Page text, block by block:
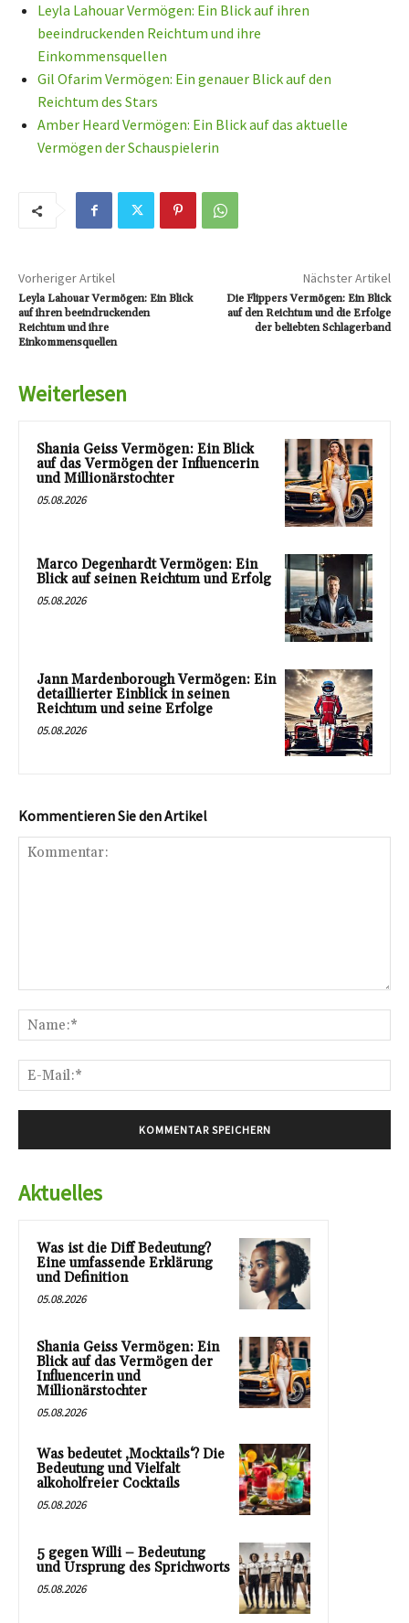
Leyla Lahouar Vermögen: Ein Blick auf ihren
beeindruckenden Reichtum und ihre
Einkommensquellen
Gil Ofarim Vermögen: Ein genauer Blick auf den
Reichtum des Stars
Amber Heard Vermögen: Ein Blick auf das aktuelle
Vermögen der Schauspielerin
Vorheriger Artikel
Leyla Lahouar Vermögen: Ein Blick
auf ihren beeindruckenden
Reichtum und ihre
Einkommensquellen
Nächster Artikel
Die Flippers Vermögen: Ein Blick
auf den Reichtum und die Erfolge
der beliebten Schlagerband
Weiterlesen
Shania Geiss Vermögen: Ein Blick
auf das Vermögen der Influencerin
und Millionärstochter
05.08.2026
Marco Degenhardt Vermögen: Ein
Blick auf seinen Reichtum und Erfolg
05.08.2026
Jann Mardenborough Vermögen: Ein
detaillierter Einblick in seinen
Reichtum und seine Erfolge
05.08.2026
Kommentieren Sie den Artikel
Aktuelles
Was ist die Diff Bedeutung?
Eine umfassende Erklärung
und Definition
05.08.2026
Shania Geiss Vermögen: Ein
Blick auf das Vermögen der
Influencerin und
Millionärstochter
05.08.2026
Was bedeutet ‚Mocktails‘? Die
Bedeutung und Vielfalt
alkoholfreier Cocktails
05.08.2026
5 gegen Willi – Bedeutung
und Ursprung des Sprichworts
05.08.2026